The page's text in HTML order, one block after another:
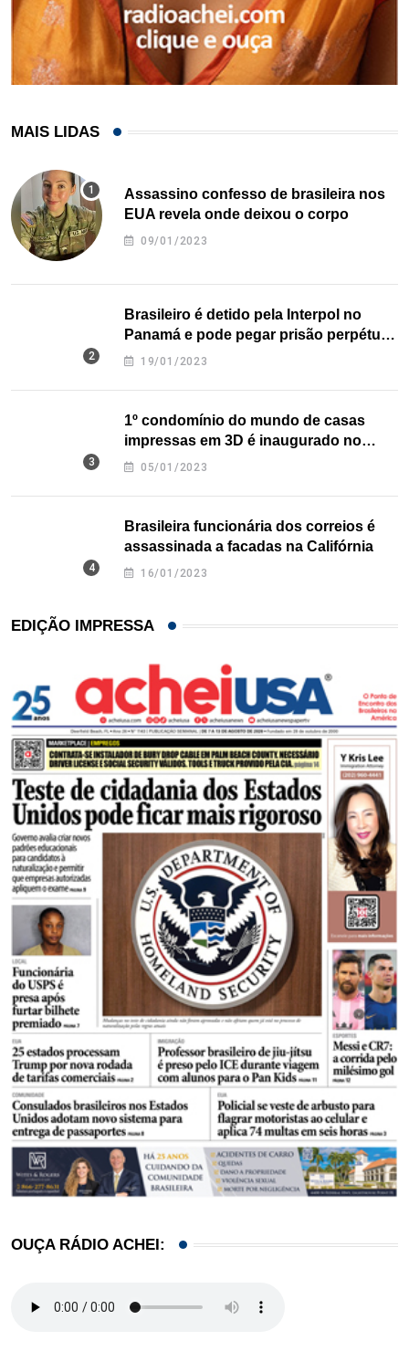
MAIS LIDAS
Assassino confesso de brasileira nos
EUA revela onde deixou o corpo
09/01/2023
Brasileiro é detido pela Interpol no
Panamá e pode pegar prisão perpétua
nos EUA
19/01/2023
1º condomínio do mundo de casas
impressas em 3D é inaugurado no
Texas
05/01/2023
Brasileira funcionária dos correios é
assassinada a facadas na Califórnia
16/01/2023
EDIÇÃO IMPRESSA
OUÇA RÁDIO ACHEI: